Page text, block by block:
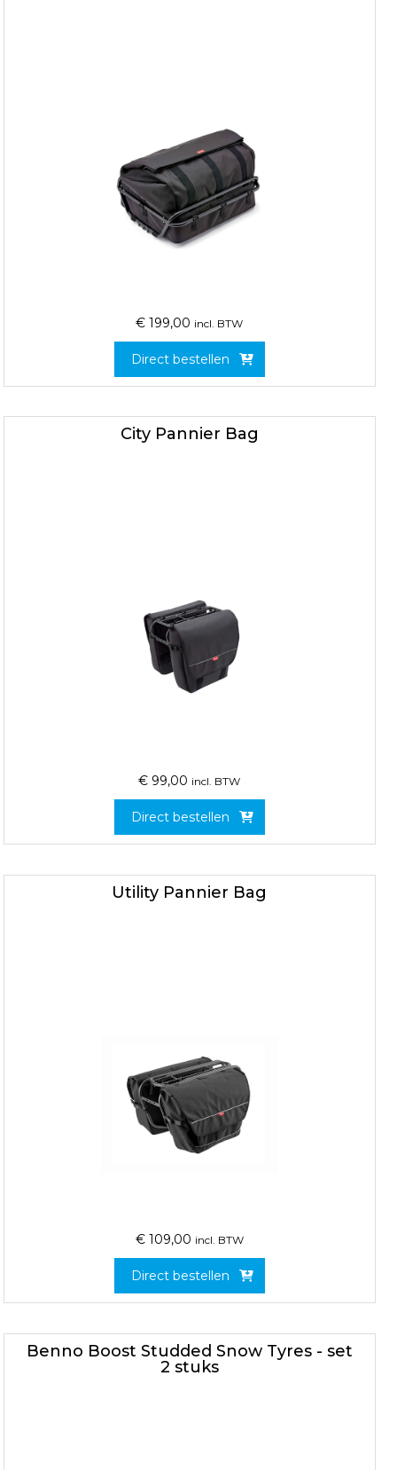
€ 199,00 incl. BTW
Direct bestellen
City Pannier Bag
€ 99,00 incl. BTW
Direct bestellen
Utility Pannier Bag
€ 109,00 incl. BTW
Direct bestellen
Benno Boost Studded Snow Tyres - set
2 stuks